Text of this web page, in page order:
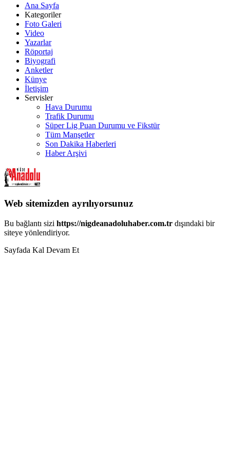
Ana Sayfa
Kategoriler
Foto Galeri
Video
Yazarlar
Röportaj
Biyografi
Anketler
Künye
İletişim
Servisler
Hava Durumu
Trafik Durumu
Süper Lig Puan Durumu ve Fikstür
Tüm Manşetler
Son Dakika Haberleri
Haber Arşivi
Web sitemizden ayrılıyorsunuz
Bu bağlantı sizi https://nigdeanadoluhaber.com.tr dışındaki bir
siteye yönlendiriyor.
Sayfada Kal Devam Et